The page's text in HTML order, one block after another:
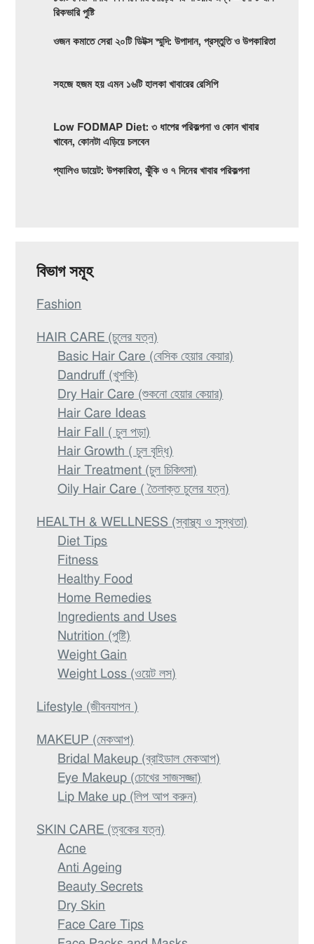
রিকভারি পুষ্টি
ওজন কমাতে সেরা ২০টি ডিটক্স স্মুদি: উপাদান, প্রস্তুতি ও উপকারিতা
সহজে হজম হয় এমন ১৬টি হালকা খাবারের রেসিপি
Low FODMAP Diet: ৩ ধাপের পরিকল্পনা ও কোন খাবার
খাবেন, কোনটা এড়িয়ে চলবেন
প্যালিও ডায়েট: উপকারিতা, ঝুঁকি ও ৭ দিনের খাবার পরিকল্পনা
বিভাগ সমূহ
Fashion
HAIR CARE (চুলের যত্ন)
Basic Hair Care (বেসিক হেয়ার কেয়ার)
Dandruff (খুশকি)
Dry Hair Care (শুকনো হেয়ার কেয়ার)
Hair Care Ideas
Hair Fall ( চুল পড়া)
Hair Growth ( চুল বৃদ্ধি)
Hair Treatment (চুল চিকিৎসা)
Oily Hair Care ( তৈলাক্ত চুলের যত্ন)
HEALTH & WELLNESS (স্বাস্থ্য ও সুস্থতা)
Diet Tips
Fitness
Healthy Food
Home Remedies
Ingredients and Uses
Nutrition (পুষ্টি)
Weight Gain
Weight Loss (ওয়েট লস)
Lifestyle (জীবনযাপন )
MAKEUP (মেকআপ)
Bridal Makeup (ব্রাইডাল মেকআপ)
Eye Makeup (চোখের সাজসজ্জা)
Lip Make up (লিপ আপ করুন)
SKIN CARE (ত্বকের যত্ন)
Acne
Anti Ageing
Beauty Secrets
Dry Skin
Face Care Tips